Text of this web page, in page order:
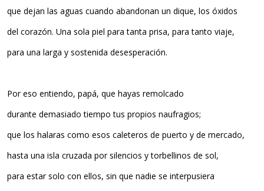
que dejan las aguas cuando abandonan un dique, los óxidos
del corazón. Una sola piel para tanta prisa, para tanto viaje,
para una larga y sostenida desesperación.
Por eso entiendo, papá, que hayas remolcado
durante demasiado tiempo tus propios naufragios;
que los halaras como esos caleteros de puerto y de mercado,
hasta una isla cruzada por silencios y torbellinos de sol,
para estar solo con ellos, sin que nadie se interpusiera